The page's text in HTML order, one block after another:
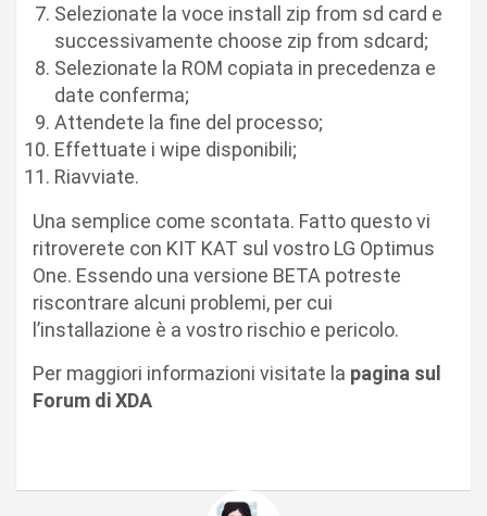
Selezionate la voce install zip from sd card e
successivamente choose zip from sdcard;
Selezionate la ROM copiata in precedenza e
date conferma;
Attendete la fine del processo;
Effettuate i wipe disponibili;
Riavviate.
Una semplice come scontata. Fatto questo vi
ritroverete con KIT KAT sul vostro LG Optimus
One. Essendo una versione BETA potreste
riscontrare alcuni problemi, per cui
l’installazione è a vostro rischio e pericolo.
Per maggiori informazioni visitate la pagina sul
Forum di XDA